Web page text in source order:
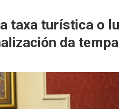
taxa turística o
da